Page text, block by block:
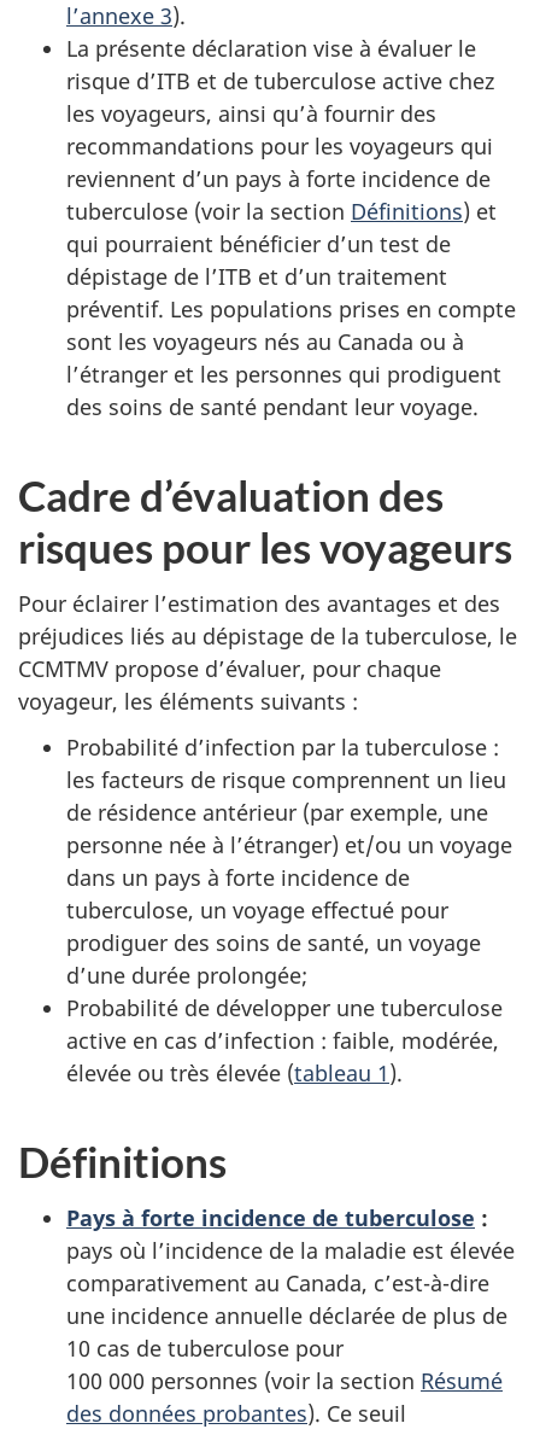
l’annexe 3).
La présente déclaration vise à évaluer le
risque d’ITB et de tuberculose active chez
les voyageurs, ainsi qu’à fournir des
recommandations pour les voyageurs qui
reviennent d’un pays à forte incidence de
tuberculose (voir la section Définitions) et
qui pourraient bénéficier d’un test de
dépistage de l’ITB et d’un traitement
préventif. Les populations prises en compte
sont les voyageurs nés au Canada ou à
l’étranger et les personnes qui prodiguent
des soins de santé pendant leur voyage.
Cadre d’évaluation des
risques pour les voyageurs
Pour éclairer l’estimation des avantages et des
préjudices liés au dépistage de la tuberculose, le
CCMTMV propose d’évaluer, pour chaque
voyageur, les éléments suivants :
Probabilité d’infection par la tuberculose :
les facteurs de risque comprennent un lieu
de résidence antérieur (par exemple, une
personne née à l’étranger) et/ou un voyage
dans un pays à forte incidence de
tuberculose, un voyage effectué pour
prodiguer des soins de santé, un voyage
d’une durée prolongée;
Probabilité de développer une tuberculose
active en cas d’infection : faible, modérée,
élevée ou très élevée (tableau 1).
Définitions
Pays à forte incidence de tuberculose :
pays où l’incidence de la maladie est élevée
comparativement au Canada, c’est-à-dire
une incidence annuelle déclarée de plus de
10 cas de tuberculose pour
100 000 personnes (voir la section Résumé
des données probantes). Ce seuil